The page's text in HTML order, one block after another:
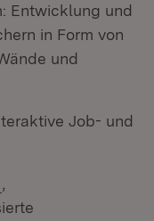
Entwicklung und
in Form von
und
Fenster)Job- und